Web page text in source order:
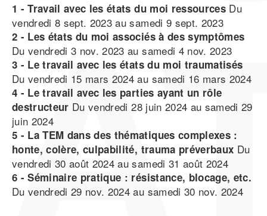
1 - Travail avec les états du moi ressourcesDu
vendredi 8 sept. 2023 au samedi 9 sept. 2023
2 - Les états du moi associés à des symptômes
Du vendredi 3 nov. 2023 au samedi 4 nov. 2023
3 - Le travail avec les états du moi traumatisés
Du vendredi 15 mars 2024 au samedi 16 mars 2024
4 - Le travail avec les parties ayant un rôle
destructeur Du vendredi 28 juin 2024 au samedi 29
juin 2024
5 - La TEM dans des thématiques complexes :
honte, colère, culpabilité, trauma préverbaux Du
vendredi 30 août 2024 au samedi 31 août 2024
6 - Séminaire pratique : résistance, blocage, etc.
Du vendredi 29 nov. 2024 au samedi 30 nov. 2024